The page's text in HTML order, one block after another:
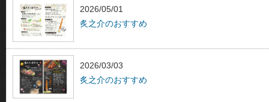
2026/05/01
炙之介のおすすめ
2026/03/03
炙之介のおすすめ